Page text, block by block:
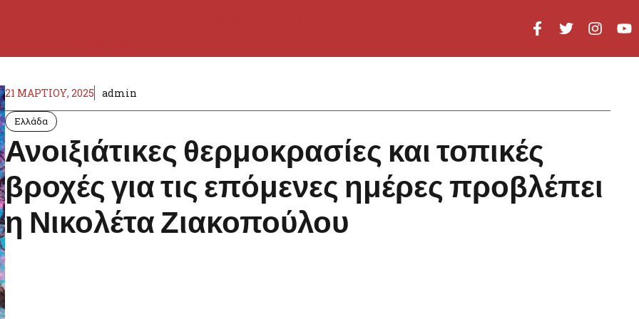
21 ΜΑΡΤΊΟΥ, 2025 admin
Ελλάδα
Ανοιξιάτικες θερμοκρασίες και τοπικές
βροχές για τις επόμενες ημέρες προβλέπει
η Νικολέτα Ζιακοπούλου